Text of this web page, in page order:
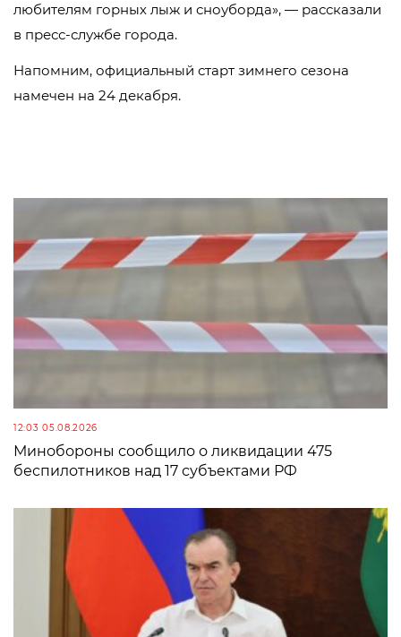
любителям горных лыж и сноуборда», — рассказали
в пресс-службе города.
Напомним, официальный старт зимнего сезона
намечен на 24 декабря.
12:03 05.08.2026
Минобороны сообщило о ликвидации 475
беспилотников над 17 субъектами РФ